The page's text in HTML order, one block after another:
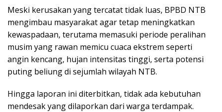
Meski kerusakan yang tercatat tidak luas, BPBD NTB
mengimbau masyarakat agar tetap meningkatkan
kewaspadaan, terutama memasuki periode peralihan
musim yang rawan memicu cuaca ekstrem seperti
angin kencang, hujan intensitas tinggi, serta potensi
puting beliung di sejumlah wilayah NTB.
Hingga laporan ini diterbitkan, tidak ada kebutuhan
mendesak yang dilaporkan dari warga terdampak.